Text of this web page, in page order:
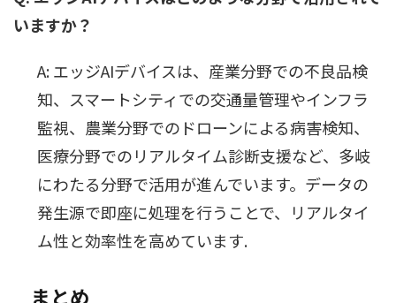
いますか？
A: エッジAIデバイスは、産業分野での不良品検
知、スマートシティでの交通量管理やインフラ
監視、農業分野でのドローンによる病害検知、
医療分野でのリアルタイム診断支援など、多岐
にわたる分野で活用が進んでいます。データの
発生源で即座に処理を行うことで、リアルタイ
ム性と効率性を高めています.
まとめ